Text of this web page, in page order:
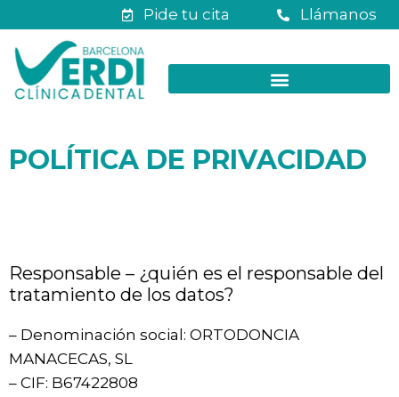
Pide tu cita Llámanos
POLÍTICA DE PRIVACIDAD
Responsable – ¿quién es el responsable del
tratamiento de los datos?
– Denominación social: ORTODONCIA
MANACECAS, SL
– CIF: B67422808